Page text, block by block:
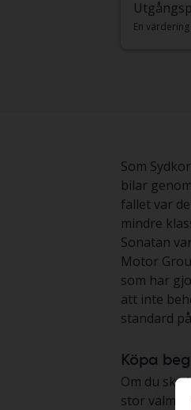
En
Som
bilar
fallet var
mindre
Sonatan
Motor
som har
att inte
standard
Köpa
Om du ska
stor